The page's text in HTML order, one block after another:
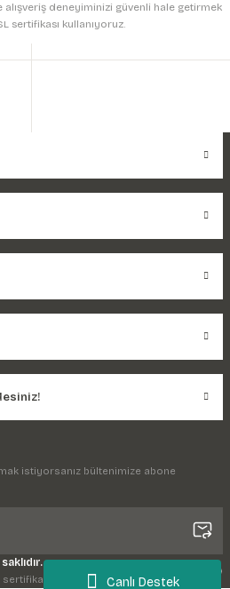
Canlı Destek
alışveriş deneyiminizi güvenli hale getirmek
sertifikası kullanıyoruz.
istiyorsanız bültenimize abone
ile korunmaktadır.